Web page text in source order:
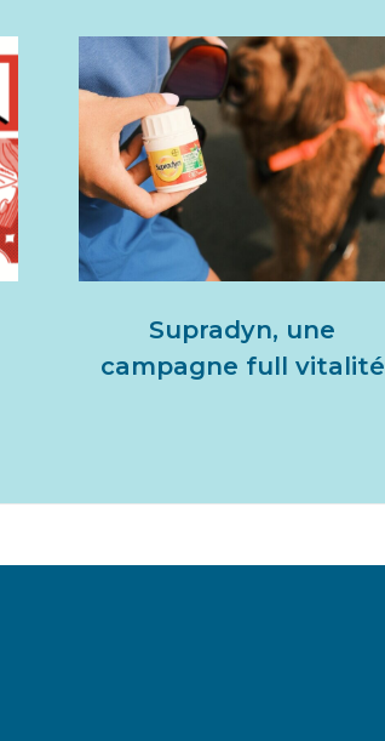
Supradyn, une
campagne full vitalité